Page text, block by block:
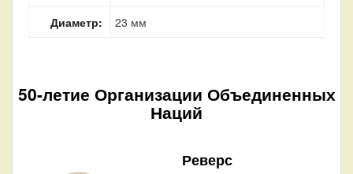
Диаметр:
23 мм
50-летие Организации Объединенных
Наций
Реверс